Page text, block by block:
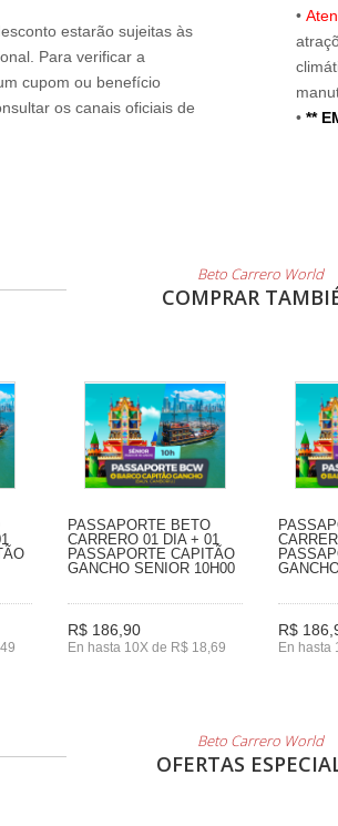
estarão sujeitas às
Para verificar a
cupom ou benefício
os canais oficiais de
•
• **
Beto Carrero World
COMPRAR
PASSAPORTE BETO
CARRERO 01 DIA + 01
PASSAPORTE CAPITÃO
GANCHO SENIOR 10H00
R$ 186,90
En hasta 10X de R$ 18,69
R$
En hasta
Beto Carrero World
OFERTAS